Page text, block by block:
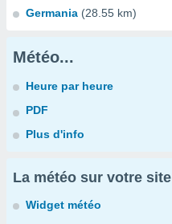
Germania (28.55 km)
Météo...
Heure par heure
PDF
Plus d'info
La météo sur votre site
Widget météo